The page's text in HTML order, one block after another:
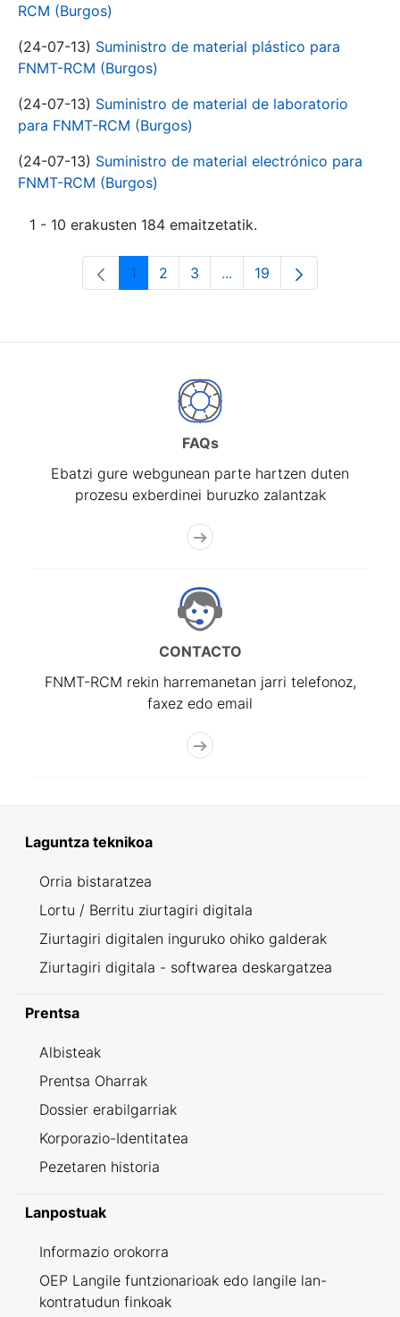
RCM (Burgos)
(24-07-13) Suministro de material plástico para
FNMT-RCM (Burgos)
(24-07-13) Suministro de material de laboratorio
para FNMT-RCM (Burgos)
(24-07-13) Suministro de material electrónico para
FNMT-RCM (Burgos)
1 - 10 erakusten 184 emaitzetatik.
Orrialdea
1 Orrialdea
2 Orrialdea
3 ...Intermediate Pages Use
Orrialdea
19
FAQs
Ebatzi gure webgunean parte hartzen duten
prozesu exberdinei buruzko zalantzak
CONTACTO
FNMT-RCM rekin harremanetan jarri telefonoz,
faxez edo email
Laguntza teknikoa
Orria bistaratzea
Lortu / Berritu ziurtagiri digitala
Ziurtagiri digitalen inguruko ohiko galderak
Ziurtagiri digitala - softwarea deskargatzea
Prentsa
Albisteak
Prentsa Oharrak
Dossier erabilgarriak
Korporazio-Identitatea
Pezetaren historia
Lanpostuak
Informazio orokorra
OEP Langile funtzionarioak edo langile lan-
kontratudun finkoak